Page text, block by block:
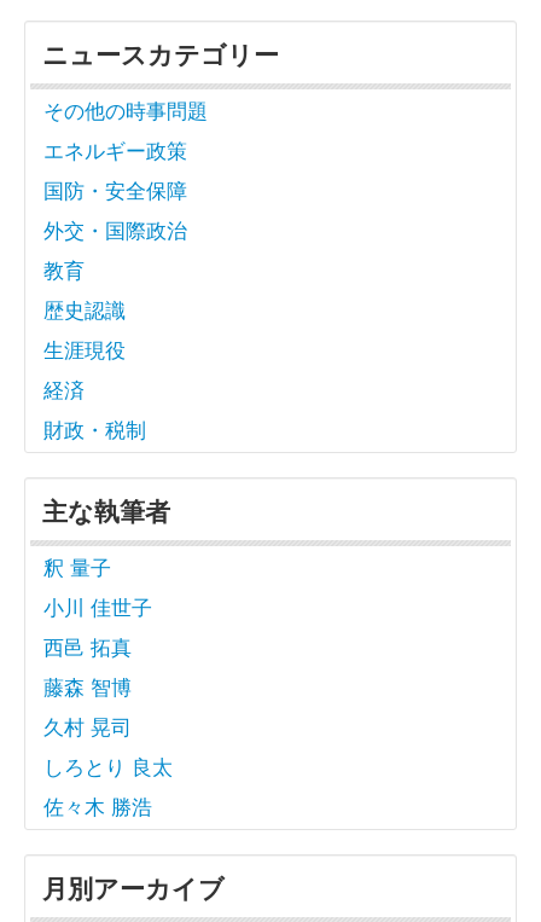
ニュースカテゴリー
その他の時事問題
エネルギー政策
国防・安全保障
外交・国際政治
教育
歴史認識
生涯現役
経済
財政・税制
主な執筆者
釈 量子
小川 佳世子
西邑 拓真
藤森 智博
久村 晃司
しろとり 良太
佐々木 勝浩
月別アーカイブ